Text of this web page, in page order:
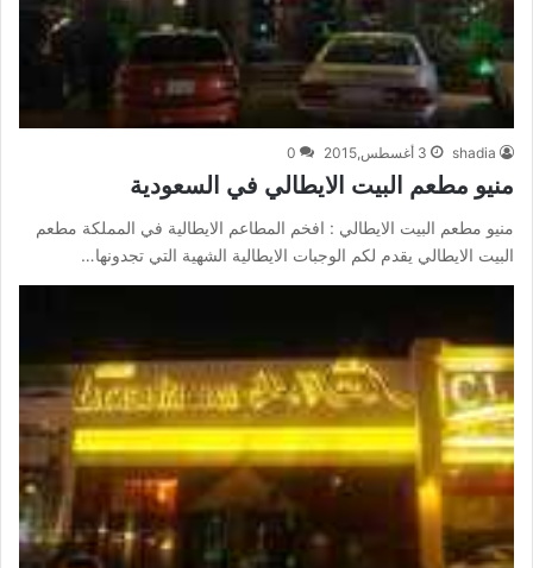
shadia 3 أغسطس,2015 0
منيو مطعم البيت الايطالي في السعودية
منيو مطعم البيت الايطالي : افخم المطاعم الايطالية في المملكة مطعم
البيت الايطالي يقدم لكم الوجبات الايطالية الشهية التي تجدونها…